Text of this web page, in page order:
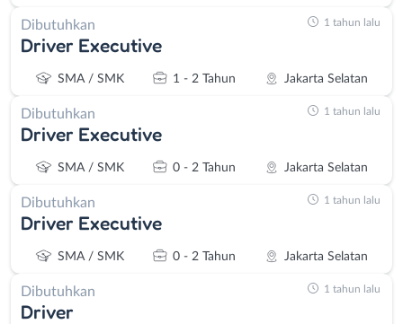
Dibutuhkan
Driver Executive
SMA / SMK 1 - 2 Tahun Jakarta Selatan
1 tahun lalu
Dibutuhkan
Driver Executive
SMA / SMK 0 - 2 Tahun Jakarta Selatan
1 tahun lalu
Dibutuhkan
Driver Executive
SMA / SMK 0 - 2 Tahun Jakarta Selatan
1 tahun lalu
Dibutuhkan
Driver
1 tahun lalu